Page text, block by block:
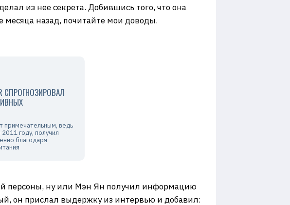
из нее секрета. Добившись того, что она
месяца назад, почитайте мои доводы.
СПРОГНОЗИРОВАЛ
примечательным, ведь
году, получил
благодаря
персоны, ну или Мэн Ян получил информацию
он прислал выдержку из интервью и добавил: